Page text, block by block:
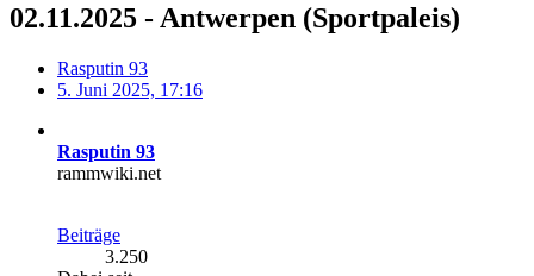
02.11.2025 - Antwerpen (Sportpaleis)
Rasputin 93
5. Juni 2025, 17:16
Rasputin 93
rammwiki.net
Beiträge
3.250